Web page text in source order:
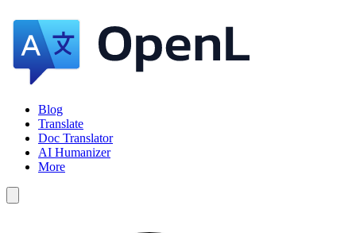
Blog
Translate
Doc Translator
AI Humanizer
More